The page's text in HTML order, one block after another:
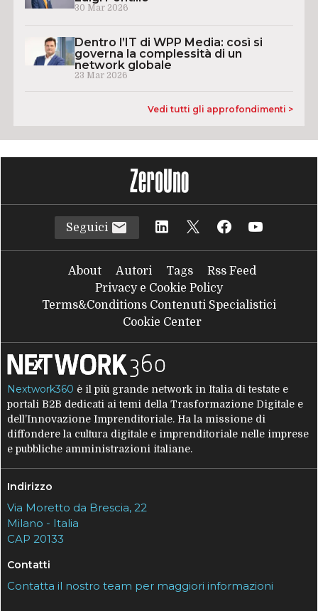
30 Mar 2026
Dentro l’IT di WPP Media: così si
governa la complessità di un
network globale
23 Mar 2026
Vedi tutti gli approfondimenti >
Seguici
About Autori Tags
Rss Feed
Privacy e Cookie Policy
Terms&Conditions Contenuti Specialistici
Cookie Center
Nextwork360 è il più grande network in Italia di testate e
portali B2B dedicati ai temi della Trasformazione Digitale e
dell’Innovazione Imprenditoriale. Ha la missione di
diffondere la cultura digitale e imprenditoriale nelle imprese
e pubbliche amministrazioni italiane.
Indirizzo
Via Moretto da Brescia, 22
Milano - Italia
CAP 20133
Contatti
Contatta il nostro team per maggiori informazioni